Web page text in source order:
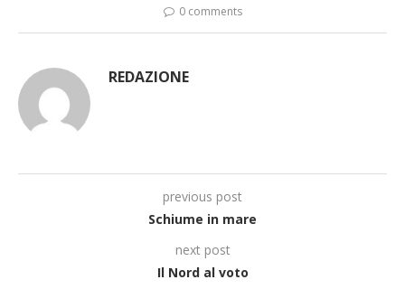
0 comments
REDAZIONE
previous post
Schiume in mare
next post
Il Nord al voto